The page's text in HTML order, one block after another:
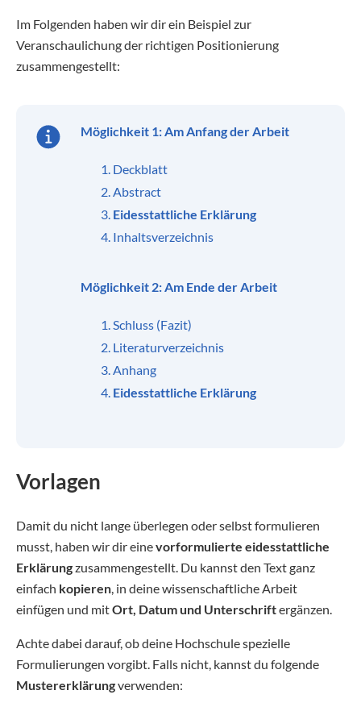
Im Folgenden haben wir dir ein Beispiel zur
Veranschaulichung der richtigen Positionierung
zusammengestellt:
Möglichkeit 1: Am Anfang der Arbeit
Deckblatt
Abstract
Eidesstattliche Erklärung
Inhaltsverzeichnis
Möglichkeit 2: Am Ende der Arbeit
Schluss (Fazit)
Literaturverzeichnis
Anhang
Eidesstattliche Erklärung
Vorlagen
Damit du nicht lange überlegen oder selbst formulieren
musst, haben wir dir einevorformulierte eidesstattliche
Erklärungzusammengestellt. Du kannst den Text ganz
einfach kopieren, in deine wissenschaftliche Arbeit
einfügen und mitOrt, Datum und Unterschriftergänzen.
Achte dabei darauf, ob deine Hochschule spezielle
Formulierungen vorgibt. Falls nicht, kannst du folgende
Mustererklärungverwenden: